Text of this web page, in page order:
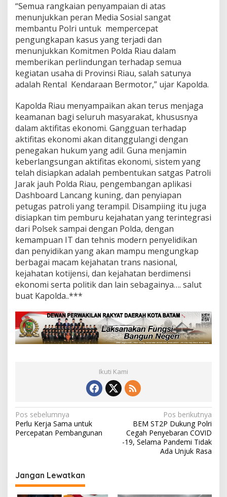
“Semua rangkaian penyampaian di atas
menunjukkan peran Media Sosial sangat
membantu Polri untuk mempercepat
pengungkapan kasus yang terjadi dan
menunjukkan Komitmen Polda Riau dalam
memberikan perlindungan terhadap semua
kegiatan usaha di Provinsi Riau, salah satunya
adalah Rental Kendaraan Bermotor,” ujar Kapolda.
Kapolda Riau menyampaikan akan terus menjaga
keamanan bagi seluruh masyarakat, khususnya
dalam aktifitas ekonomi. Gangguan terhadap
aktifitas ekonomi akan ditanggulangi dengan
penegakan hukum yang adil. Guna menjamin
keberlangsungan aktifitas ekonomi, sistem yang
telah disiapkan adalah pembentukan satgas Patroli
Jarak jauh Polda Riau, pengembangan aplikasi
Dashboard Lancang kuning, dan penyiapan
petugas patroli yang terampil. Disampiing itu juga
disiapkan tim pemburu kejahatan yang terintegrasi
dari Polsek sampai dengan Polda, dengan
kemampuan IT dan tehnis modern penyelidikan
dan penyidikan yang akan mampu mengungkap
berbagai macam kejahatan trans nasional,
kejahatan kotijensi, dan kejahatan berdimensi
ekonomi serta politik dan lain sebagainya…. salut
buat Kapolda..***
Ikuti Kami
N
a
g
a
Pos sebelumnya
Perlu Kerja Sama untuk
Percepatan Pembangunan
Pos berikutnya
BEM ST2P Dukung Polri
Cegah Penyebaran COVID
-19, Selama Pandemi Tidak
Ada Unjuk Rasa
Jangan Lewatkan